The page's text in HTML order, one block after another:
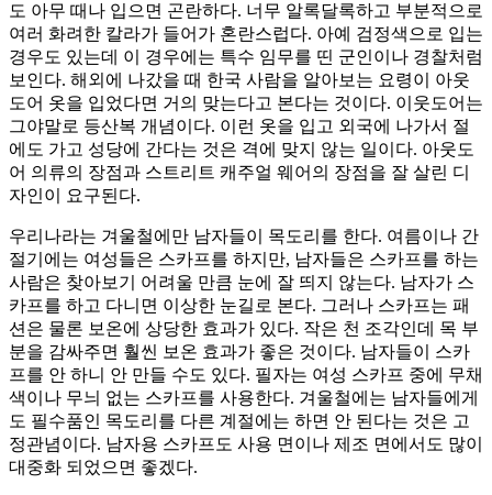
도 아무 때나 입으면 곤란하다. 너무 알록달록하고 부분적으로
여러 화려한 칼라가 들어가 혼란스럽다. 아예 검정색으로 입는
경우도 있는데 이 경우에는 특수 임무를 띤 군인이나 경찰처럼
보인다. 해외에 나갔을 때 한국 사람을 알아보는 요령이 아웃
도어 옷을 입었다면 거의 맞는다고 본다는 것이다. 이웃도어는
그야말로 등산복 개념이다. 이런 옷을 입고 외국에 나가서 절
에도 가고 성당에 간다는 것은 격에 맞지 않는 일이다. 아웃도
어 의류의 장점과 스트리트 캐주얼 웨어의 장점을 잘 살린 디
자인이 요구된다.
우리나라는 겨울철에만 남자들이 목도리를 한다. 여름이나 간
절기에는 여성들은 스카프를 하지만, 남자들은 스카프를 하는
사람은 찾아보기 어려울 만큼 눈에 잘 띄지 않는다. 남자가 스
카프를 하고 다니면 이상한 눈길로 본다. 그러나 스카프는 패
션은 물론 보온에 상당한 효과가 있다. 작은 천 조각인데 목 부
분을 감싸주면 훨씬 보온 효과가 좋은 것이다. 남자들이 스카
프를 안 하니 안 만들 수도 있다. 필자는 여성 스카프 중에 무채
색이나 무늬 없는 스카프를 사용한다. 겨울철에는 남자들에게
도 필수품인 목도리를 다른 계절에는 하면 안 된다는 것은 고
정관념이다. 남자용 스카프도 사용 면이나 제조 면에서도 많이
대중화 되었으면 좋겠다.